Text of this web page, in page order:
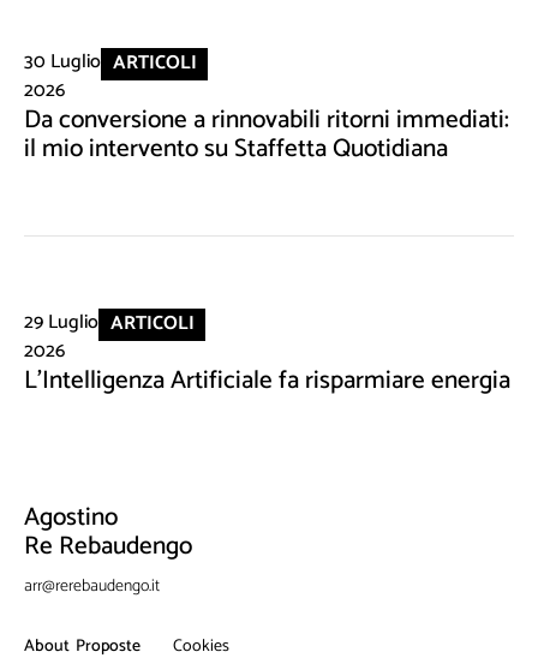
30 Luglio
2026
ARTICOLI
Da conversione a rinnovabili ritorni immediati:
il mio intervento su Staffetta Quotidiana
29 Luglio
2026
ARTICOLI
L'Intelligenza Artificiale fa risparmiare energia
Agostino
Re Rebaudengo
arr@rerebaudengo.it
About Proposte Cookies